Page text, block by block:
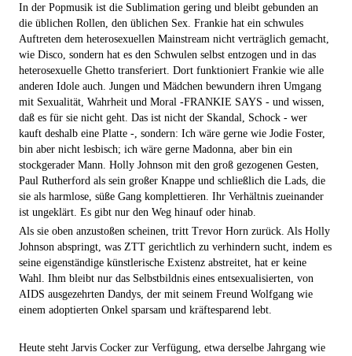
In der Popmusik ist die Sublimation gering und bleibt gebunden an
die üblichen Rollen, den üblichen Sex. Frankie hat ein schwules
Auftreten dem heterosexuellen Mainstream nicht verträglich gemacht,
wie Disco, sondern hat es den Schwulen selbst entzogen und in das
heterosexuelle Ghetto transferiert. Dort funktioniert Frankie wie alle
anderen Idole auch. Jungen und Mädchen bewundern ihren Umgang
mit Sexualität, Wahrheit und Moral -FRANKIE SAYS - und wissen,
daß es für sie nicht geht. Das ist nicht der Skandal, Schock - wer
kauft deshalb eine Platte -, sondern: Ich wäre gerne wie Jodie Foster,
bin aber nicht lesbisch; ich wäre gerne Madonna, aber bin ein
stockgerader Mann. Holly Johnson mit den groß gezogenen Gesten,
Paul Rutherford als sein großer Knappe und schließlich die Lads, die
sie als harmlose, süße Gang komplettieren. Ihr Verhältnis zueinander
ist ungeklärt. Es gibt nur den Weg hinauf oder hinab.
Als sie oben anzustoßen scheinen, tritt Trevor Horn zurück. Als Holly
Johnson abspringt, was ZTT gerichtlich zu verhindern sucht, indem es
seine eigenständige künstlerische Existenz abstreitet, hat er keine
Wahl. Ihm bleibt nur das Selbstbildnis eines entsexualisierten, von
AIDS ausgezehrten Dandys, der mit seinem Freund Wolfgang wie
einem adoptierten Onkel sparsam und kräftesparend lebt.
Heute steht Jarvis Cocker zur Verfügung, etwa derselbe Jahrgang wie